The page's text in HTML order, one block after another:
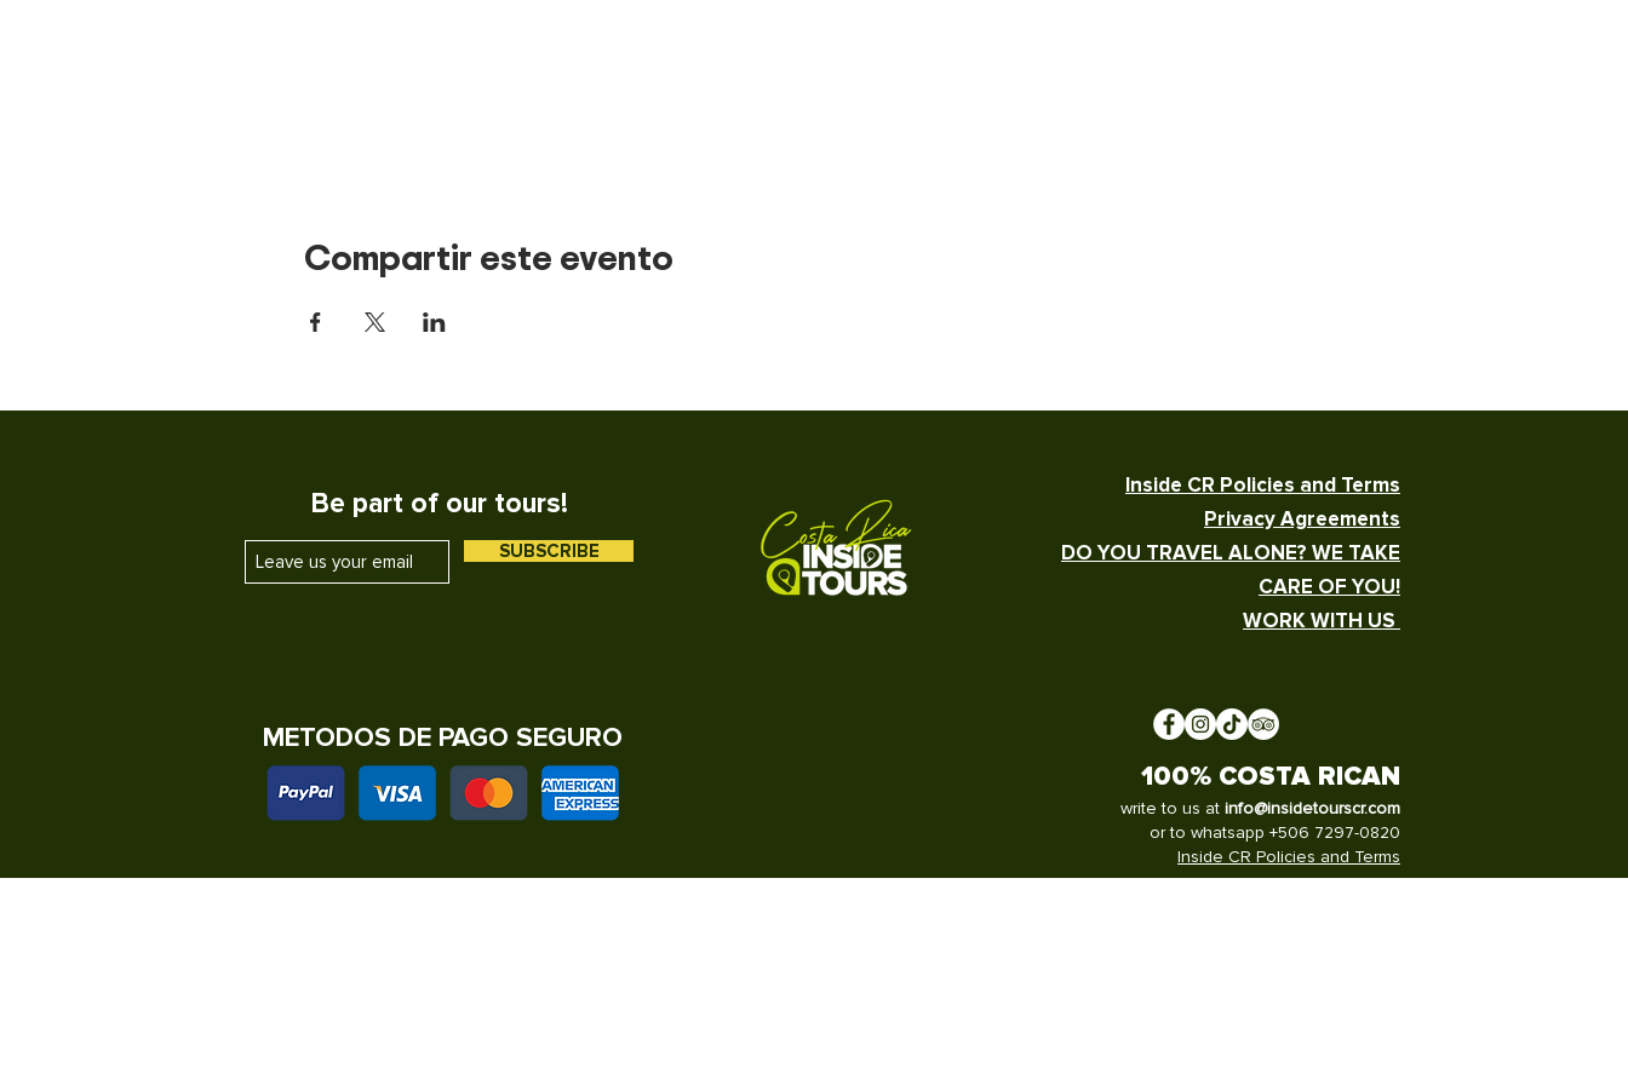
Compartir este evento
Be part of our tours!
SUBSCRIBE
Inside CR Policies and Terms
Privacy Agreements
DO YOU TRAVEL ALONE? WE TAKE
CARE OF YOU!
WORK WITH US
METODOS DE PAGO SEGURO
100% COSTA RICAN
write to us at info@insidetourscr.com
or to whatsapp +506 7297-0820
Inside CR Policies and Terms